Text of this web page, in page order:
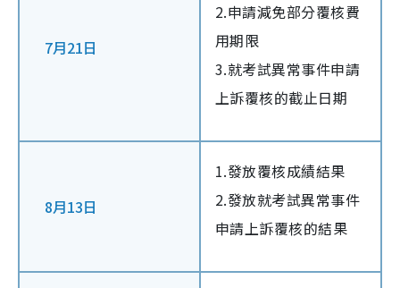
7月21日
2.申請減免部分覆核費
用期限
3.就考試異常事件申請
上訴覆核的截止日期
8月13日
1.發放覆核成績結果
2.發放就考試異常事件
申請上訴覆核的結果